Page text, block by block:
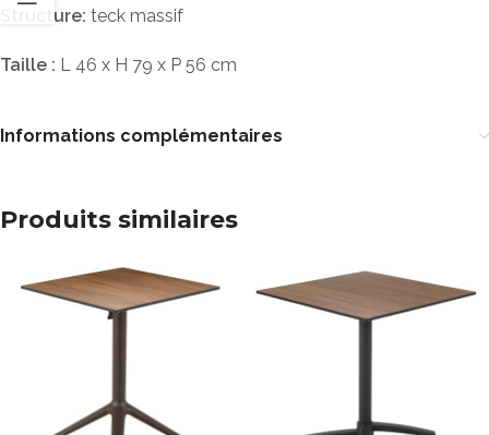
Structure: teck massif
Taille : L 46 x H 79 x P 56 cm
Informations complémentaires
Produits similaires